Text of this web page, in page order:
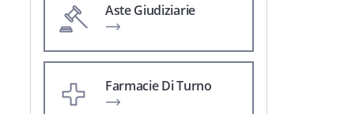
Aste Giudiziarie
Farmacie Di Turno